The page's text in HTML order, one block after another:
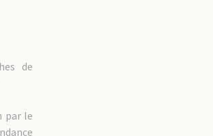
de
par le